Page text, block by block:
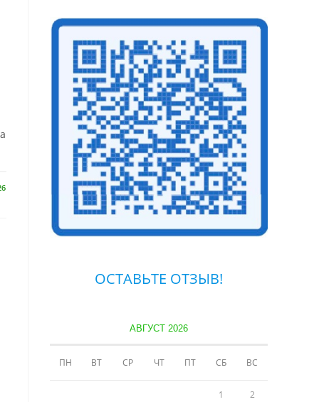
ОСТАВЬТЕ ОТЗЫВ!
АВГУСТ 2026
ПН ВТ СР ЧТ ПТ СБ ВС
1 2